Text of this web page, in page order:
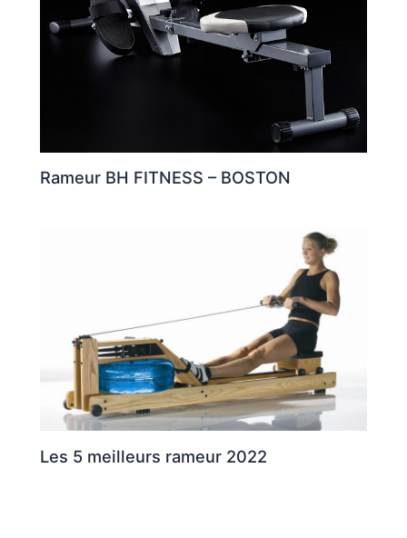
Rameur BH FITNESS – BOSTON
Les 5 meilleurs rameur 2022